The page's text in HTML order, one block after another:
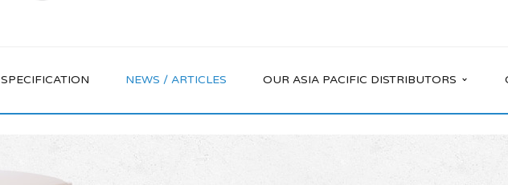
SPECIFICATION NEWS / ARTICLES OUR ASIA PACIFIC DISTRIBUTORS